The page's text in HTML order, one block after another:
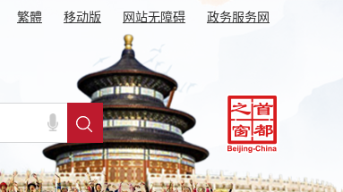
繁體 移动版 网站无障碍 政务服务网